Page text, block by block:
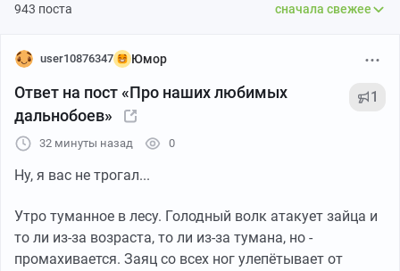
943 поста сначала свежее
user10876347 Юмор
Ответ на пост «Про наших любимых
дальнобоев»
1
32 минуты назад 0
Ну, я вас не трогал...
Утро туманное в лесу. Голодный волк атакует зайца и
то ли из-за возраста, то ли из-за тумана, но -
промахивается. Заяц со всех ног улепётывает от